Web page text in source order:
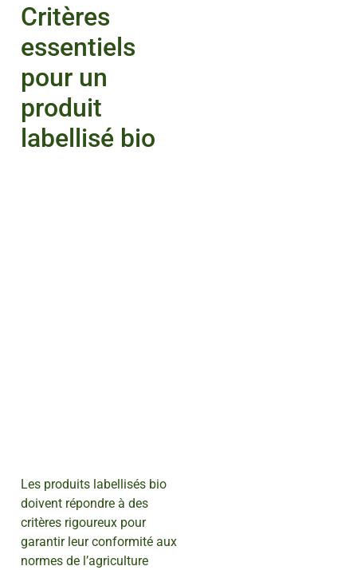
Critères
essentiels
pour un
produit
labellisé bio
Les produits labellisés bio
doivent répondre à des
critères rigoureux pour
garantir leur conformité aux
normes de l’agriculture